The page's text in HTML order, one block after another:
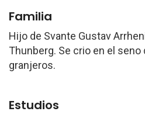
Familia
Hijo de Svante Gustav
Thunberg. Se crio en el seno
granjeros.
Estudios